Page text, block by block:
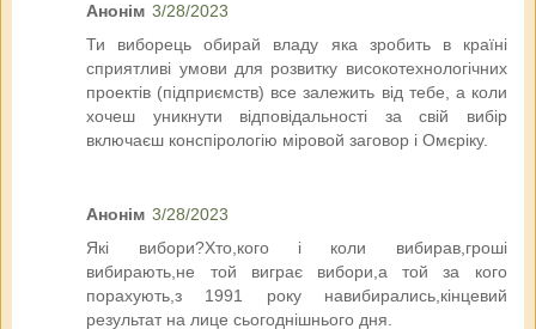
Анонім 3/28/2023
Ти виборець обирай владу яка зробить в країні
сприятливі умови для розвитку високотехнологічних
проектів (підприємств) все залежить від тебе, а коли
хочеш уникнути відповідальності за свій вибір
включаєш конспірологію міровой заговор і Омєріку.
Анонім 3/28/2023
Які вибори?Хто,кого і коли вибирав,гроші
вибирають,не той виграє вибори,а той за кого
порахують,з 1991 року навибирались,кінцевий
результат на лице сьогоднішнього дня.